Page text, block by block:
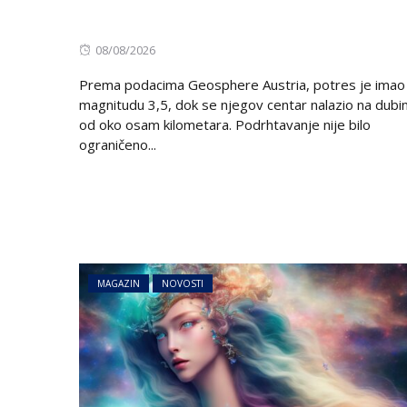
Posted
08/08/2026
Prema podacima Geosphere Austria, potres je imao
magnitudu 3,5, dok se njegov centar nalazio na
od oko osam kilometara. Podrhtavanje nije bilo
ograničeno...
MAGAZIN NOVOSTI
Zemljotres u
se kreveti i